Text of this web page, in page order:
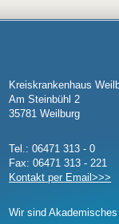
Kreiskrankenhaus
Am Steinbühl 2
35781 Weilburg
Tel.: 06471 313 - 0
Fax: 06471 313 - 221
Kontakt per Email>>>
Wir sind